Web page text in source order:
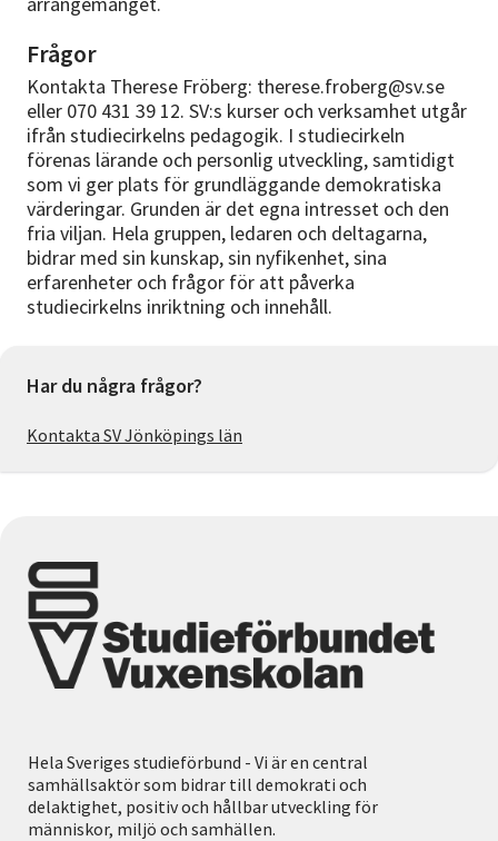
Frågor
Kontakta Therese Fröberg: therese.froberg@sv.se
eller 070 431 39 12. SV:s kurser och verksamhet utgår
ifrån studiecirkelns pedagogik. I studiecirkeln
förenas lärande och personlig utveckling, samtidigt
som vi ger plats för grundläggande demokratiska
värderingar. Grunden är det egna intresset och den
fria viljan. Hela gruppen, ledaren och deltagarna,
bidrar med sin kunskap, sin nyfikenhet, sina
erfarenheter och frågor för att påverka
studiecirkelns inriktning och innehåll.
Har du några frågor?
Kontakta SV Jönköpings län
Hela Sveriges studieförbund - Vi är en central
samhällsaktör som bidrar till demokrati och
delaktighet, positiv och hållbar utveckling för
människor, miljö och samhällen.